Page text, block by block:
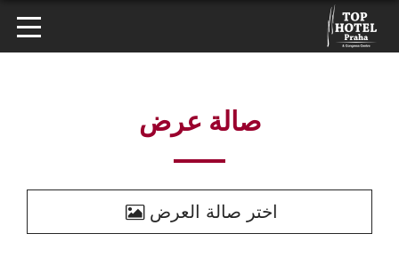
صالة عرض
اختر صالة العرض